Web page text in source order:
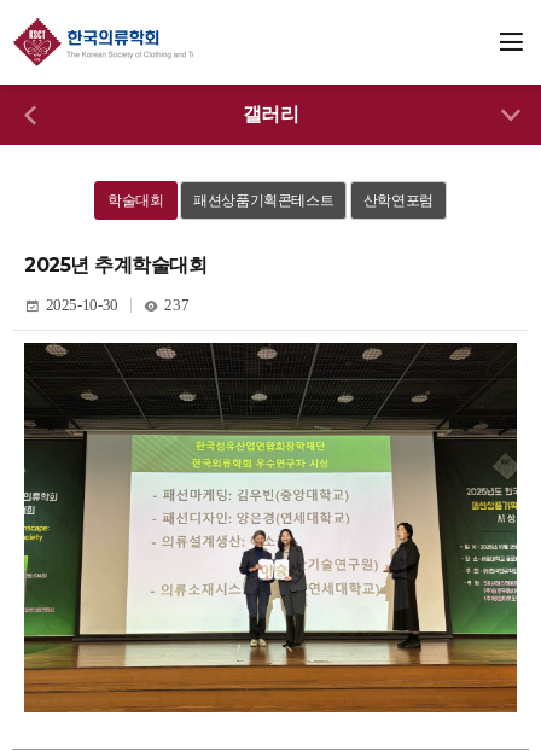
갤러리
학술대회 패션상품기획콘테스트 산학연포럼
2025년 추계학술대회
2025-10-30 237